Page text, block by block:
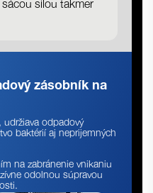
silou takmer
zásobník na
udržiava odpadový
baktérií aj neprijemných
na zabránenie vnikaniu
odolnou súpravou